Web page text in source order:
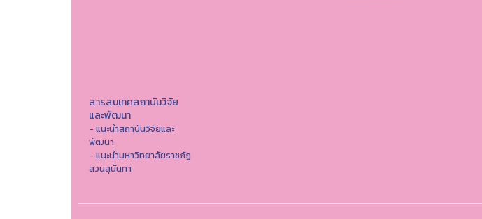
สารสนเทศสถาบันวิจัย
และพัฒนา
- แนะนำสถาบันวิจัยและ
พัฒนา
- แนะนำมหาวิทยาลัยราชภัฏ
สวนสุนันทา